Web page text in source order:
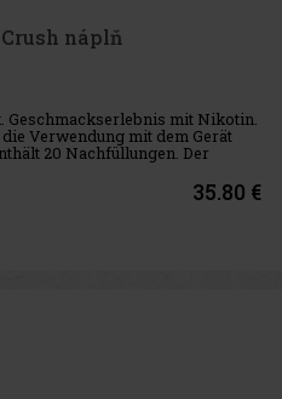
náplň
Geschmackserlebnis mit Nikotin.
Verwendung mit dem Gerät
20 Nachfüllungen. Der
35.80 €